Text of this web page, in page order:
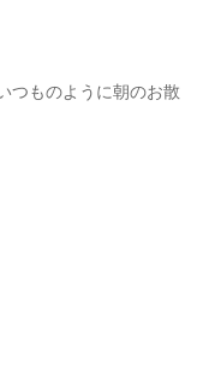
つものように朝のお散